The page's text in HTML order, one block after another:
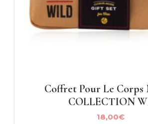
Coffret Pour Le Corps
COLLECTION
18,00€